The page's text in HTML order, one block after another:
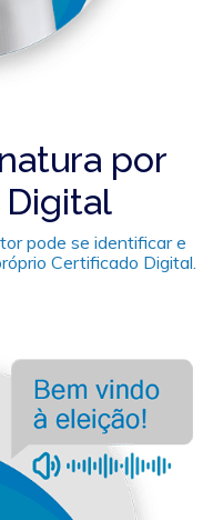
por
pode se identificar e
Certificado Digital.